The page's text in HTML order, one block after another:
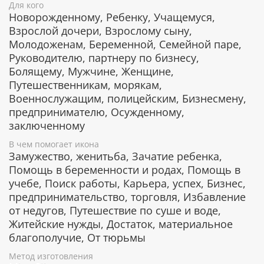
Silver, нижний слой которой состоит из аллюминия,
а верхний - из серебра.
Деревянная основа иконы изготавливается из
наиболее ценных пород лиственных деревьв.
Дерево окуме и ореховое дерево отличаются
благородным цветом и фактурой.
Защита от царапин и потери блеска
Серебряный слой на поверхность иконы наносится
по PVD технологии, которая обеспечивает
отсутствие примесей в серебре. Такое покрытие
обладает особой стойкостью к внешнему
воздействию, оно не утрачивает первоначальный
блеск в течение многих лет, устойчиво к коррозии и
царапинам.
Для кого
Новорожденному, Ребенку, Учащемуся,
Взрослой дочери, Взрослому сыну,
Молодоженам, Беременной, Семейной паре,
Руководителю, партнеру по бизнесу,
Болящему, Мужчине, Женщине,
Путешественникам, морякам,
Военнослужащим, полицейским, Бизнесмену,
предпринимателю, Осужденному,
заключенному
В чем помогает икона
Замужество, женитьба, Зачатие ребенка,
Помощь в беременности и родах, Помощь в
учебе, Поиск работы, Карьера, успех, Бизнес,
предпринимательство, торговля, Избавление
от недугов, Путешествие по суше и воде,
Житейские нужды, Достаток, материальное
благополучие, От тюрьмы
Метод изготовления